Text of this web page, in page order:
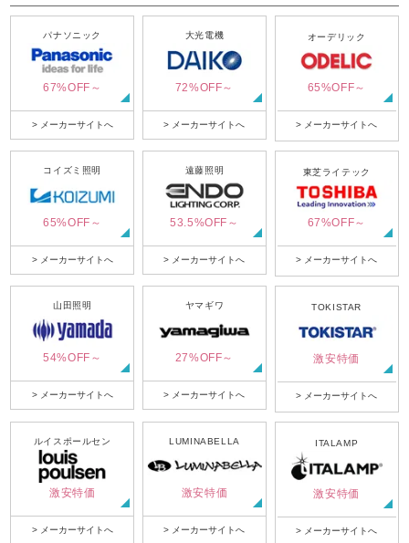
パナソニック
67%OFF～
> メーカーサイトへ
大光電機
72%OFF～
> メーカーサイトへ
オーデリック
65%OFF～
> メーカーサイトへ
コイズミ照明
65%OFF～
> メーカーサイトへ
遠藤照明
53.5%OFF～
> メーカーサイトへ
東芝ライテック
67%OFF～
> メーカーサイトへ
山田照明
54%OFF～
> メーカーサイトへ
ヤマギワ
27%OFF～
> メーカーサイトへ
TOKISTAR
激安特価
> メーカーサイトへ
ルイスポールセン
激安特価
> メーカーサイトへ
LUMINABELLA
激安特価
> メーカーサイトへ
ITALAMP
激安特価
> メーカーサイトへ